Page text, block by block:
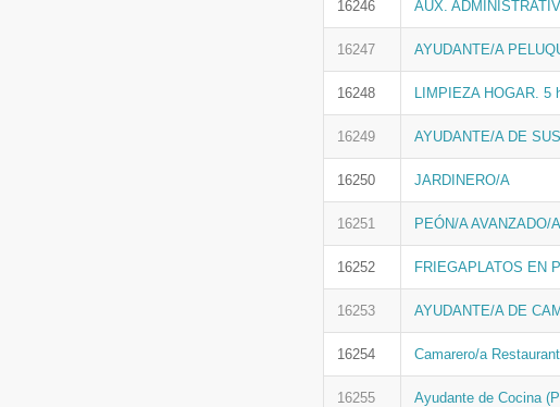
16246 AUX.
16247 AYUDANTE/A
16248 LIMPIEZA HOGAR. 5
16249 AYUDANTE/A DE
16250 JARDINERO/A
16251 PEÓN/A AVANZADO/
16252 FRIEGAPLATOS EN
16253 AYUDANTE/A DE
16254 Camarero/a
16255 Ayudante de Cocina